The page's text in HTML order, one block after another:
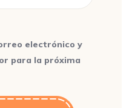
electrónico y
para la próxima